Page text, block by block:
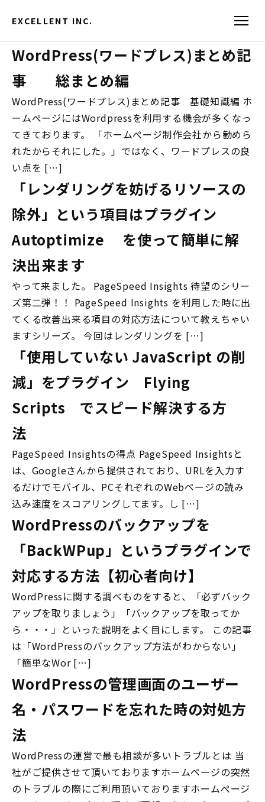
EXCELLENT INC.
WordPress(ワードプレス)まとめ記
事 総まとめ編
WordPress(ワードプレス)まとめ記事 基礎知識編 ホ
ームぺージにはWordpressを利用する機会が多くなっ
てきております。 「ホームぺージ制作会社から勧めら
れたからそれにした。」ではなく、ワードプレスの良
い点を […]
「レンダリングを妨げるリソースの
除外」という項目はプラグイン
Autoptimize を使って簡単に解
決出来ます
やって来ました。 PageSpeed Insights 待望のシリー
ズ第二弾！！ PageSpeed Insights を利用した時に出
てくる改善出来る項目の対応方法について教えちゃい
ますシリーズ。 今回はレンダリングを […]
「使用していない JavaScript の削
減」をプラグイン Flying
Scripts でスピード解決する方
法
PageSpeed Insightsの得点 PageSpeed Insightsと
は、Googleさんから提供されており、URLを入力す
るだけでモバイル、PCそれぞれのWebページの読み
込み速度をスコアリングしてます。し […]
WordPressのバックアップを
「BackWPup」というプラグインで
対応する方法【初心者向け】
WordPressに関する調べものをすると、「必ずバック
アップを取りましょう」「バックアップを取ってか
ら・・・」といった説明をよく目にします。 この記事
は「WordPressのバックアップ方法がわからない」
「簡単なWor […]
WordPressの管理画面のユーザー
名・パスワードを忘れた時の対処方
法
WordPressの運営で最も相談が多いトラブルとは 当
社がご提供させて頂いておりますホームページの突然
のトラブルの際にご利用頂いておりますホームぺージ